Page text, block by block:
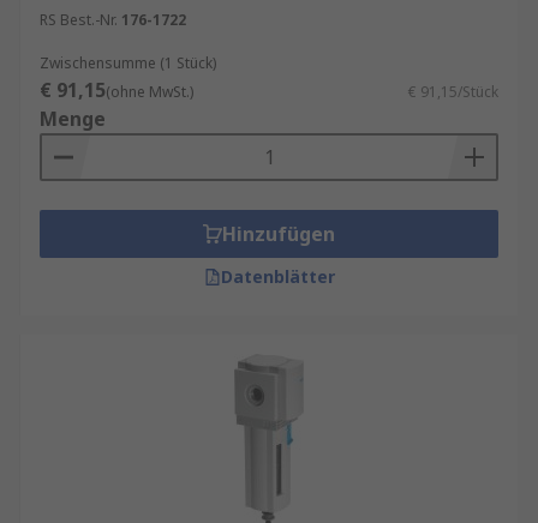
RS Best.-Nr. 176-1722
Zwischensumme (1 Stück)
€ 91,15(ohne MwSt.) € 91,15/Stück
Menge
Hinzufügen
Datenblätter